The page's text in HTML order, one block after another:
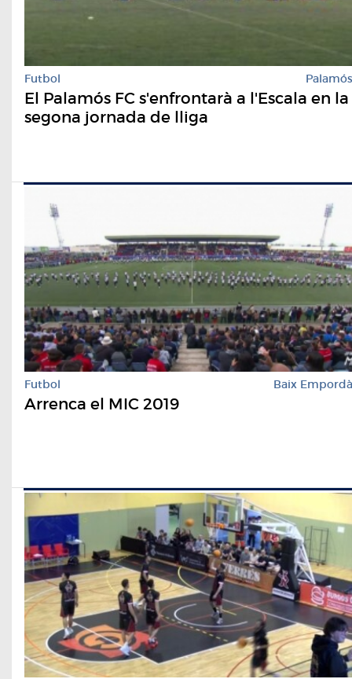
Futbol Palamós
El Palamós FC s'enfrontarà a l'Escala en la
segona jornada de lliga
Futbol Baix Empordà
Arrenca el MIC 2019